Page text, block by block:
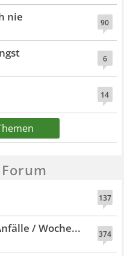
90
nie
6
14
137
374
/ Woche...